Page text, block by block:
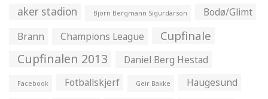
aker stadion Björn Bergmann Sigurdarson
Bodø/Glimt
Brann
Champions League Cupfinale
Cupfinalen 2013 Daniel Berg Hestad
Facebook Fotballskjerf Geir Bakke Haugesund